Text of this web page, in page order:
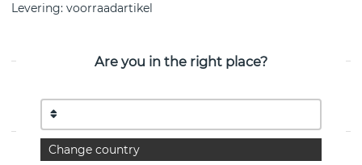
Levering: voorraadartikel
MERCY Ring (Zilver) van het Deense Georg Jensen
EIGENSCHAPPEN
Are you in the right place?
Change country